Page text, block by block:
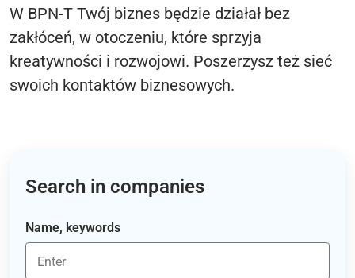
W BPN-T Twój biznes będzie działał bez
zakłóceń, w otoczeniu, które sprzyja
kreatywności i rozwojowi. Poszerzysz też sieć
swoich kontaktów biznesowych.
Search in companies
Name, keywords